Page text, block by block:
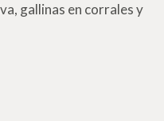
gallinas en corrales y